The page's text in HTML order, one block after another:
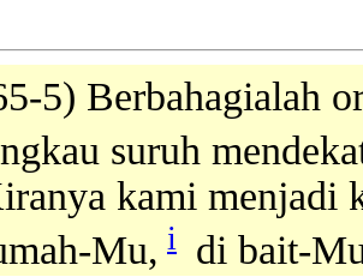
5) Berbahagialah
suruh
kami menjadi
Mu, i di bait-